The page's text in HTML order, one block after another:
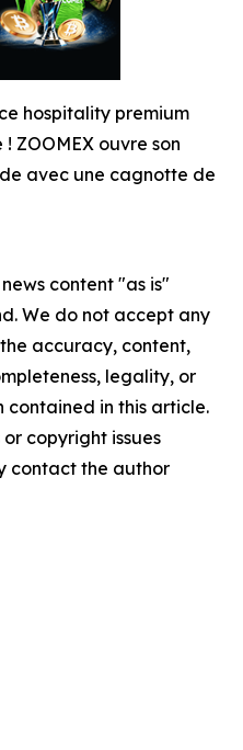
hospitality premium
ZOOMEX ouvre son
avec une cagnotte de
content "as is"
We do not accept any
accuracy, content,
legality, or
in this article.
copyright issues
contact the author